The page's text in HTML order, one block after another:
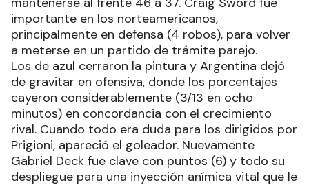
importante en los norteamericanos,
principalmente en defensa (4 robos), para volver
a meterse en un partido de trámite parejo.
Los de azul cerraron la pintura y Argentina dejó
de gravitar en ofensiva, donde los porcentajes
cayeron considerablemente (3/13 en ocho
minutos) en concordancia con el crecimiento
rival. Cuando todo era duda para los dirigidos por
Prigioni, apareció el goleador. Nuevamente
Gabriel Deck fue clave con puntos (6) y todo su
despliegue para una inyección anímica vital que le